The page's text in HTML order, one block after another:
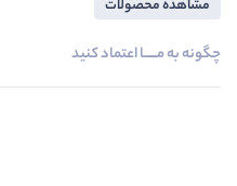
مشاهده محصولات
چگونه به مــــــا اعتماد کنید